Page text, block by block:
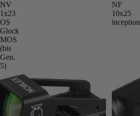
NV
1x23
OS
Glock
MOS
(bis
Gen.
5)
NF
10x25
inception